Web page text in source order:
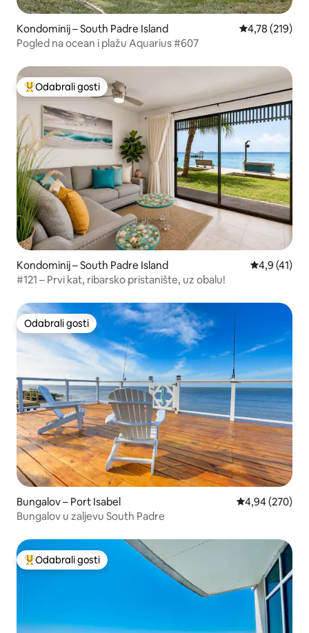
Kondominij – South Padre Island Prosječna
4,78 (219)
Pogled na ocean i plažu Aquarius #607
Među najviše rangiranima s oznakom „Odabrali gosti”
Odabrali gosti
Kondominij – South Padre Island Prosječna
4,9 (41)
#121 – Prvi kat, ribarsko pristanište, uz obalu!
Odabrali gosti
Odabrali gosti
Bungalov – Port Isabel Prosječna
4,94 (270)
Bungalov u zaljevu South Padre
Među najviše rangiranima s oznakom „Odabrali gosti”
Odabrali gosti